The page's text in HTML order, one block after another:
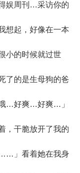
娱周刊…采访你的
起，好像在一本
小的时候就过世
了的是生母狗的爸
…好爽…好爽…」
，干脆放开了我的
」看着她在我身